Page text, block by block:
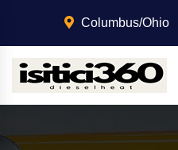
Columbus/Ohio